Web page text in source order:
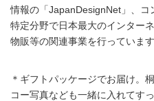
情報の「JapanDesignNet」、コ
特定分野で日本最大のインター
物販等の関連事業を行っています
＊ギフトパッケージでお届け。
コー写真なども一緒に入れてす